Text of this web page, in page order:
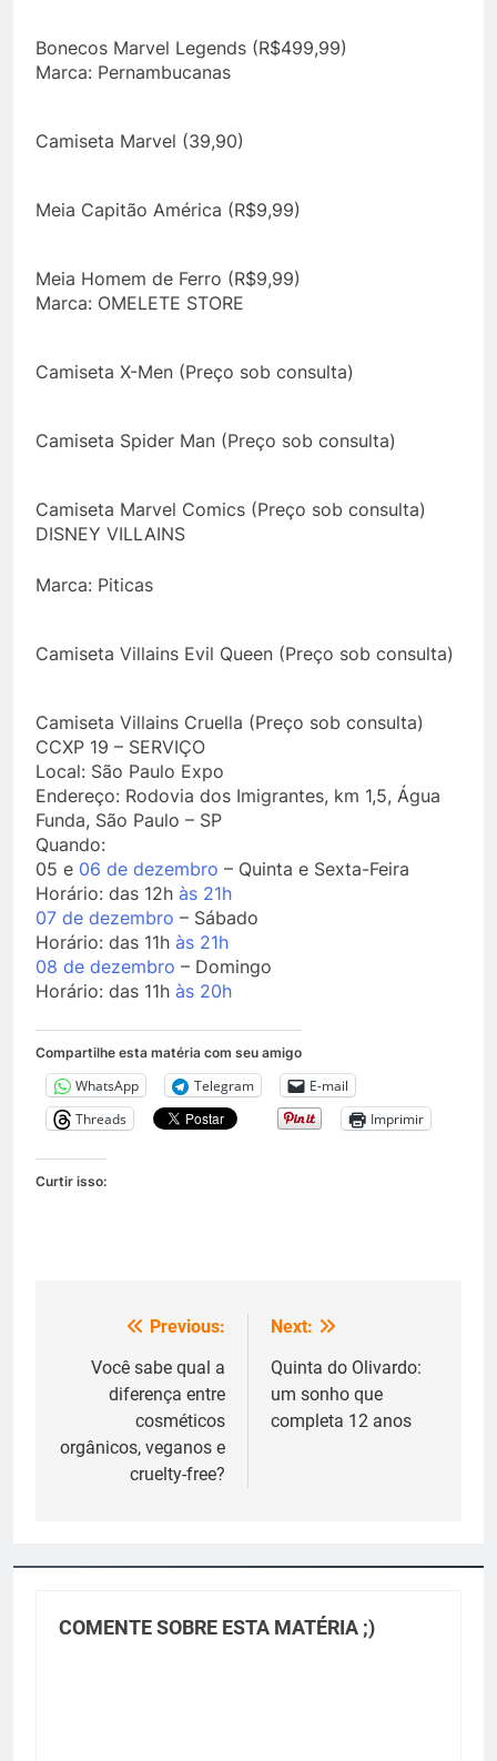
Bonecos Marvel Legends (R$499,99)
Marca: Pernambucanas
Camiseta Marvel (39,90)
Meia Capitão América (R$9,99)
Meia Homem de Ferro (R$9,99)
Marca: OMELETE STORE
Camiseta X-Men (Preço sob consulta)
Camiseta Spider Man (Preço sob consulta)
Camiseta Marvel Comics (Preço sob consulta)
DISNEY VILLAINS
Marca: Piticas
Camiseta Villains Evil Queen (Preço sob consulta)
Camiseta Villains Cruella (Preço sob consulta)
CCXP 19 – SERVIÇO
Local: São Paulo Expo
Endereço: Rodovia dos Imigrantes, km 1,5, Água
Funda, São Paulo – SP
Quando:
05 e 06 de dezembro – Quinta e Sexta-Feira
Horário: das 12h às 21h
07 de dezembro – Sábado
Horário: das 11h às 21h
08 de dezembro – Domingo
Horário: das 11h às 20h
Compartilhe esta matéria com seu amigo
WhatsApp Telegram
E-mail
Threads
Imprimir
Curtir isso:
Navegação
Previous:
Você sabe qual a
diferença entre
cosméticos
orgânicos, veganos e
cruelty-free?
Next:
Quinta do Olivardo:
um sonho que
completa 12 anos
COMENTE SOBRE ESTA MATÉRIA ;)